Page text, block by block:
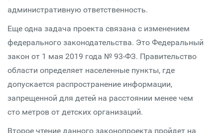
административную ответственность.
Еще одна задача проекта связана с изменением
федерального законодательства. Это Федеральный
закон от 1 мая 2019 года № 93-ФЗ. Правительство
области определяет населенные пункты, где
допускается распространение информации,
запрещенной для детей на расстоянии менее чем
сто метров от детских организаций.
Второе чтение данного законопроекта пройдет на